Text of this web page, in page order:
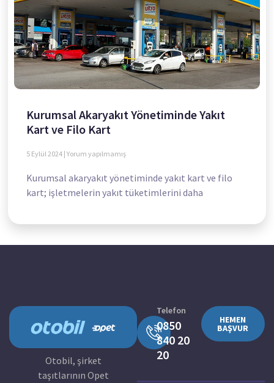
Kurumsal Akaryakıt Yönetiminde Yakıt
Kart ve Filo Kart
5 Eylül 2024 Yorum yapılmamış
Kurumsal akaryakıt yönetiminde yakıt kart ve filo
kart; işletmelerin yakıt tüketimlerini daha
Otobil, şirket
taşıtlarının Opet
Telefon
0850
840 20
20
HEMEN
BAŞVUR